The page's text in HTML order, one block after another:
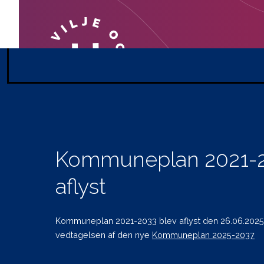
Kommuneplan 2021-
aflyst
Kommuneplan 2021-2033 blev aflyst den
vedtagelsen af den nye Kommuneplan 2025-2037
CVR: 29